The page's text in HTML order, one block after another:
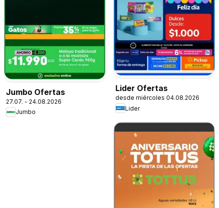
Jumbo Ofertas
27.07. - 24.08.2026
Jumbo
Lider Ofertas
desde miércoles 04.08.2026
Lider